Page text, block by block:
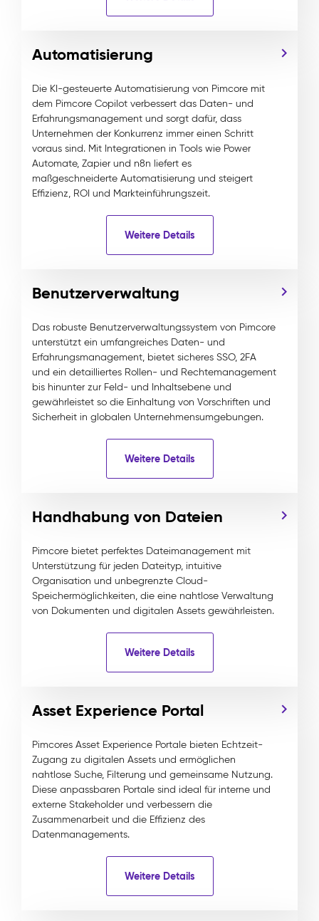
Automatisierung
Die KI-gesteuerte Automatisierung von Pimcore mit
dem Pimcore Copilot verbessert das Daten- und
Erfahrungsmanagement und sorgt dafür, dass
Unternehmen der Konkurrenz immer einen Schritt
voraus sind. Mit Integrationen in Tools wie Power
Automate, Zapier und n8n liefert es
maßgeschneiderte Automatisierung und steigert
Effizienz, ROI und Markteinführungszeit.
Weitere Details
Benutzerverwaltung
Das robuste Benutzerverwaltungssystem von Pimcore
unterstützt ein umfangreiches Daten- und
Erfahrungsmanagement, bietet sicheres SSO, 2FA
und ein detailliertes Rollen- und Rechtemanagement
bis hinunter zur Feld- und Inhaltsebene und
gewährleistet so die Einhaltung von Vorschriften und
Sicherheit in globalen Unternehmensumgebungen.
Weitere Details
Handhabung von Dateien
Pimcore bietet perfektes Dateimanagement mit
Unterstützung für jeden Dateityp, intuitive
Organisation und unbegrenzte Cloud-
Speichermöglichkeiten, die eine nahtlose Verwaltung
von Dokumenten und digitalen Assets gewährleisten.
Weitere Details
Asset Experience Portal
Pimcores Asset Experience Portale bieten Echtzeit-
Zugang zu digitalen Assets und ermöglichen
nahtlose Suche, Filterung und gemeinsame Nutzung.
Diese anpassbaren Portale sind ideal für interne und
externe Stakeholder und verbessern die
Zusammenarbeit und die Effizienz des
Datenmanagements.
Weitere Details